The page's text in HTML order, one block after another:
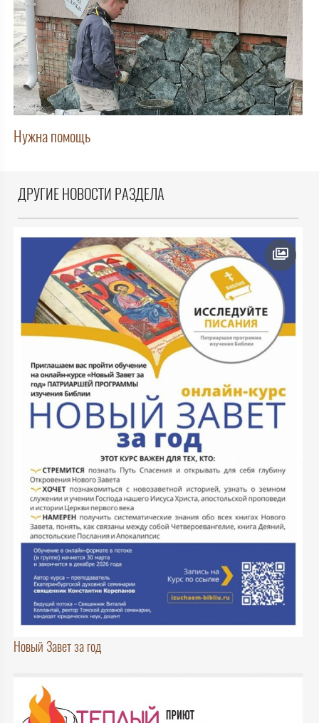
Нужна помощь
ДРУГИЕ НОВОСТИ РАЗДЕЛА
Новый Завет за год